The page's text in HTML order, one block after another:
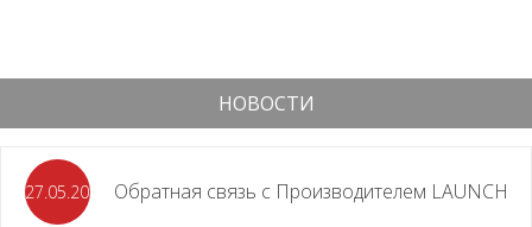
НОВОСТИ
27.05.2026 Обратная связь с Производителем LAUNCH